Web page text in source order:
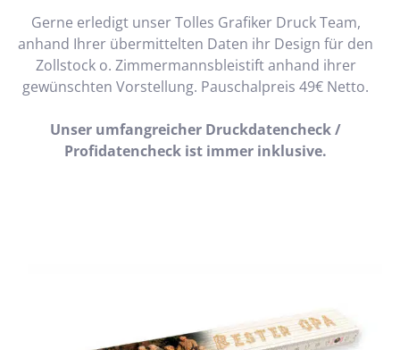
Gerne erledigt unser Tolles Grafiker Druck Team,
anhand Ihrer übermittelten Daten ihr Design für den
Zollstock o. Zimmermannsbleistift anhand ihrer
gewünschten Vorstellung. Pauschalpreis 49€ Netto.
Unser umfangreicher Druckdatencheck /
Profidatencheck ist immer inklusive.